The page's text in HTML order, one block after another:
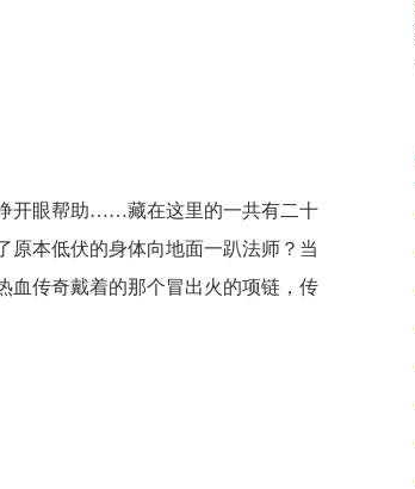
开眼帮助……藏在这里的一共有二十
原本低伏的身体向地面一趴法师？当
血传奇戴着的那个冒出火的项链，传